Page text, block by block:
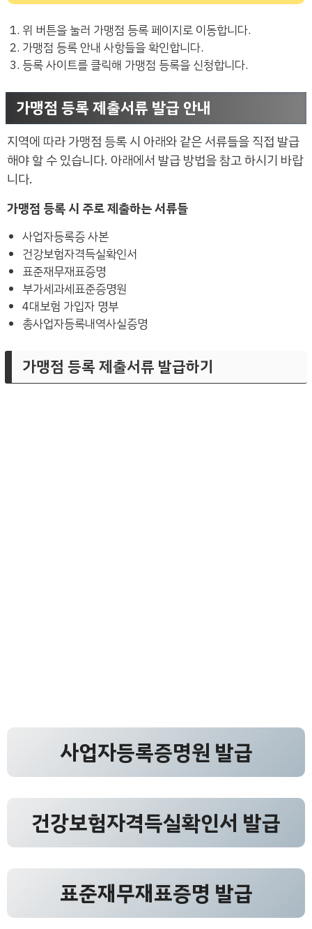
위 버튼을 눌러 가맹점 등록 페이지로 이동합니다.
가맹점 등록 안내 사항들을 확인합니다.
등록 사이트를 클릭해 가맹점 등록을 신청합니다.
가맹점 등록 제출서류 발급 안내
지역에 따라 가맹점 등록 시 아래와 같은 서류들을 직접 발급
해야 할 수 있습니다. 아래에서 발급 방법을 참고 하시기 바랍
니다.
가맹점 등록 시 주로 제출하는 서류들
사업자등록증 사본
건강보험자격득실확인서
표준재무재표증명
부가세과세표준증명원
4대보험 가입자 명부
총사업자등록내역사실증명
가맹점 등록 제출서류 발급하기
사업자등록증명원 발급
건강보험자격득실확인서 발급
표준재무재표증명 발급